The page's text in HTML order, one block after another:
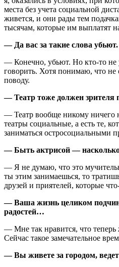
места без учета социальной
живется, и они рады тем
тысячам, которые им выплатят
— Да вас за такие слова убьют.
— Конечно, убьют. Но кто-то не
говорить. Хотя понимаю, что
поводу.
— Театр тоже должен зрителя
— Театр вообще никому ничего
театры социальные, а есть те,
заниматься остросоциальными
— Быть актрисой — насколько
— Я не думаю, что это
ты этим занимаешься, то
друзей и приятелей, которые
— Ваша жизнь целиком
радостей…
— Мне так нравится, что
Сейчас такое замечательное
— Вы живете за городом,